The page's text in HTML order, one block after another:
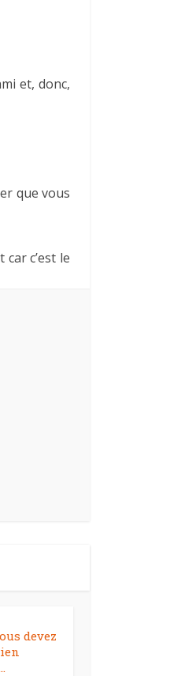
et, donc,
que vous
c’est le
devez